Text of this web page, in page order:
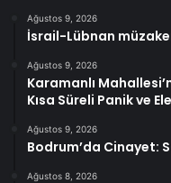
Ağustos 9, 2026
İsrail-Lübnan
Ağustos 9, 2026
Karamanlı
Kısa Süreli Panik ve
Ağustos 9, 2026
Bodrum’da Cinayet:
Ağustos 8, 2026